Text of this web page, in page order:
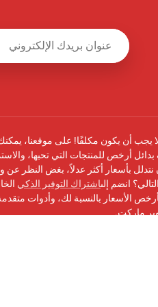
أن يكون مكلفًا! على موقعنا، يمكنك
أرخص للمنتجات التي تحبها،
نتدلل بأسعار أكثر عدلاً، بغض النظر عن
انضم إلىاشتراك التوفير الذكي
الأسعار بالنسبة لك، وأدوات
ماركت.